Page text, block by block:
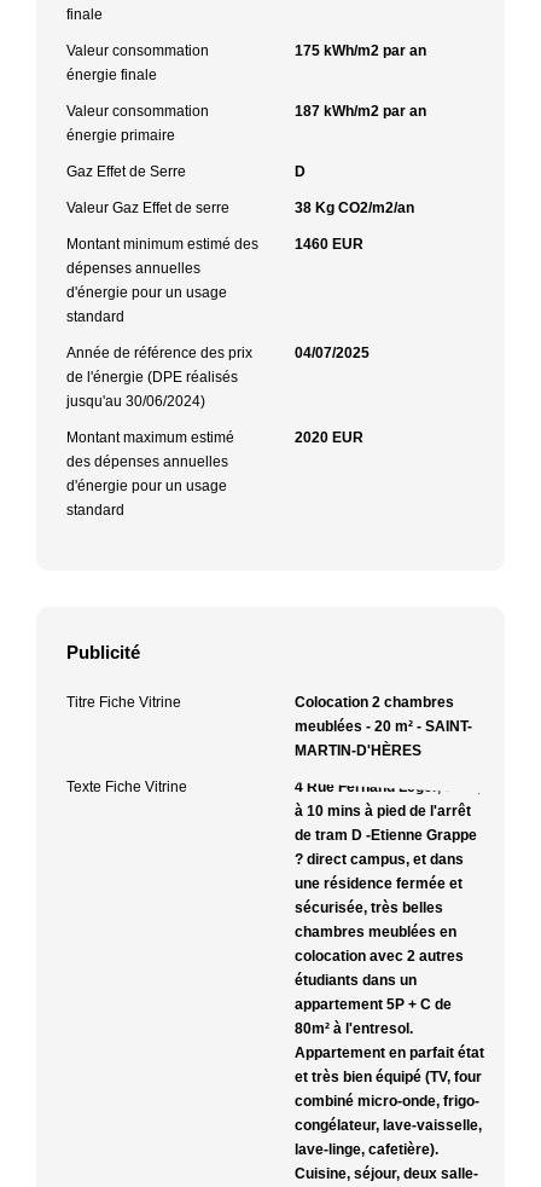
finale
Valeur consommation
énergie finale
175 kWh/m2 par an
Valeur consommation
énergie primaire
187 kWh/m2 par an
Gaz Effet de Serre D
Valeur Gaz Effet de serre 38 Kg CO2/m2/an
Montant minimum estimé des
dépenses annuelles
d'énergie pour un usage
standard
1460 EUR
Année de référence des prix
de l'énergie (DPE réalisés
jusqu'au 30/06/2024)
04/07/2025
Montant maximum estimé
des dépenses annuelles
d'énergie pour un usage
standard
2020 EUR
Publicité
Titre Fiche Vitrine
Colocation 2 chambres
meublées - 20 m² - SAINT-
MARTIN-D'HÈRES
Texte Fiche Vitrine
4 Rue Fernand Léger, SMH,
à 10 mins à pied de l'arrêt
de tram D -Etienne Grappe
? direct campus, et dans
une résidence fermée et
sécurisée, très belles
chambres meublées en
colocation avec 2 autres
étudiants dans un
appartement 5P + C de
80m² à l'entresol.
Appartement en parfait état
et très bien équipé (TV, four
combiné micro-onde, frigo-
congélateur, lave-vaisselle,
lave-linge, cafetière).
Cuisine, séjour, deux salle-